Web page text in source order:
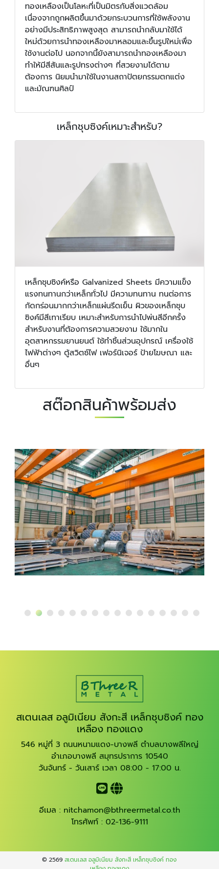
ทองเหลืองเป็นโลหะที่เป็นมิตรกับสิ่งแวดล้อม
เนื่องจากถูกผลิตขึ้นมาด้วยกระบวนการที่ใช้พลังงาน
อย่างมีประสิทธิภาพสูงสุด สามารถนำกลับมาใช้ได้
ใหม่ด้วยการนำทองเหลืองมาหลอมและขึ้นรูปใหม่เพื่อ
ใช้งานต่อไป นอกจากนี้ยังสามารถนำทองเหลืองมา
ทำให้มีสีสันและรูปทรงต่างๆ ที่สวยงามได้ตาม
ต้องการ นิยมนำมาใช้ในงานสถาปัตยกรรมตกแต่ง
และมัณฑนศิลป์
เหล็กชุบซิงค์เหมาะสำหรับ?
เหล็กชุบซิงค์หรือ Galvanized Sheets มีความแข็ง
แรงทนทานกว่าเหล็กทั่วไป มีความทนทาน ทนต่อการ
กัดกร่อนมากกว่าเหล็กแผ่นรีดเย็น ผิวของเหล็กชุบ
ซิงค์มีสีเทาเรียบ เหมาะสำหรับการนำไปพ่นสีอีกครั้ง
สำหรับงานที่ต้องการความสวยงาม ใช้มากใน
อุตสาหกรรมยานยนต์ ใช้ทำชิ้นส่วนอุปกรณ์ เครื่องใช้
ไฟฟ้าต่างๆ ตู้สวิตซ์ไฟ เฟอร์นิเจอร์ ป้ายโฆษณา และ
อื่นๆ
สต๊อกสินค้าพร้อมส่ง
สเตนเลส อลูมิเนียม สังกะสี เหล็กชุบซิงค์ ทอง
เหลือง ทองแดง
546 หมู่ที่ 3 ถนนหนามแดง-บางพลี ตำบลบางพลีใหญ่
อำเภอบางพลี สมุทรปราการ 10540
วันจันทร์ - วันเสาร์ เวลา 08:00 - 17:00 น.
อีเมล : nitchamon@bthreermetal.co.th
โทรศัพท์ : 02-136-9111
© 2569สเตนเลส อลูมิเนียม สังกะสี เหล็กชุบซิงค์ ทอง